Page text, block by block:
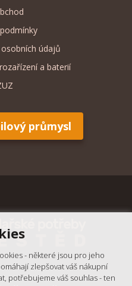
údajů
a baterií
průmysl
- některé jsou pro jeho
zlepšovat váš nákupní
potřebujeme váš souhlas - ten